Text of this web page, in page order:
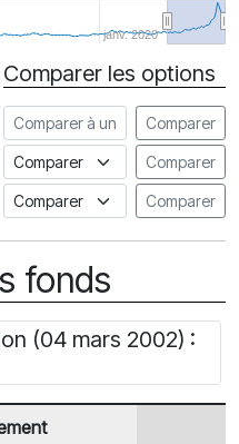
janv. 2020
Comparer les options
Comparer à un autre fonds
Comparer
Comparer à un indiceComparer
Comparer à un Indice de
Comparer
fonds
(04 mars 2002) :